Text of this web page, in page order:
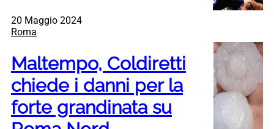
20 Maggio 2024
Roma
Maltempo, Coldiretti
chiede i danni per la
forte grandinata su